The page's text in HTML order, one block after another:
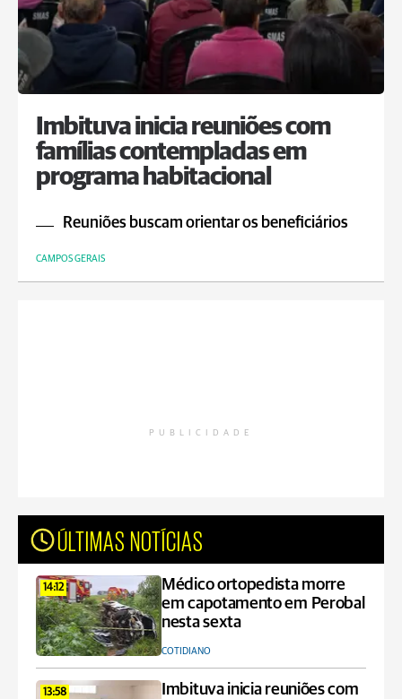
Imbituva inicia reuniões com
famílias contempladas em
programa habitacional
Reuniões buscam orientar os beneficiários
CAMPOS GERAIS
PUBLICIDADE
ÚLTIMAS NOTÍCIAS
14:12
Médico ortopedista morre
em capotamento em Perobal
nesta sexta
COTIDIANO
13:58
Imbituva inicia reuniões com